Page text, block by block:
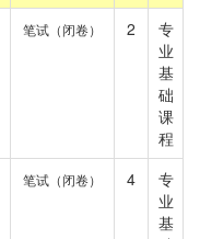
笔试（闭卷） 2
专
业
基
础
课
程
笔试（闭卷） 4
专
业
基